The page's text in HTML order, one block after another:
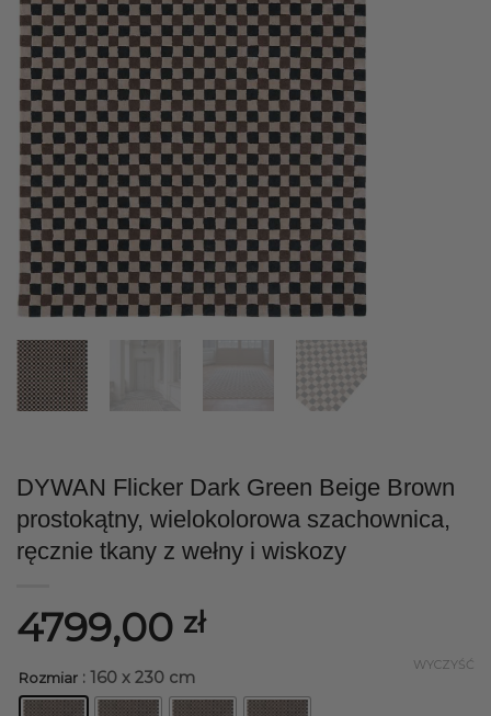
DYWAN Flicker Dark Green Beige Brown
prostokątny, wielokolorowa szachownica,
ręcznie tkany z wełny i wiskozy
4799,00 zł
Rozmiar : 160 x 230 cm
WYCZYŚĆ